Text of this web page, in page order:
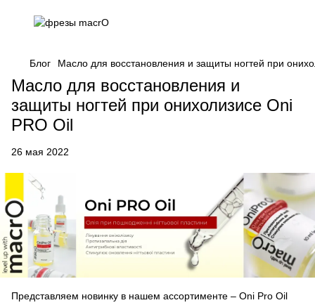
Блог Масло для восстановления и защиты ногтей при
Масло для восстановления и
защиты ногтей при онихолизисе Oni
PRO Oil
26 мая 2022
Представляем новинку в нашем ассортименте – Oni Pro Oil